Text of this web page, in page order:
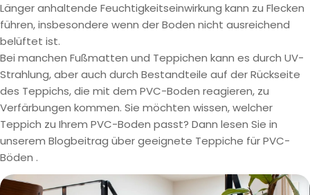
Länger anhaltende Feuchtigkeitseinwirkung kann zu Flecken
führen, insbesondere wenn der Boden nicht ausreichend
belüftet ist.
Bei manchen Fußmatten und Teppichen kann es durch UV-
Strahlung, aber auch durch Bestandteile auf der Rückseite
des Teppichs, die mit dem PVC-Boden reagieren, zu
Verfärbungen kommen. Sie möchten wissen, welcher
Teppich zu Ihrem PVC-Boden passt? Dann lesen Sie in
unserem Blogbeitrag übergeeignete Teppiche für PVC-
Böden .